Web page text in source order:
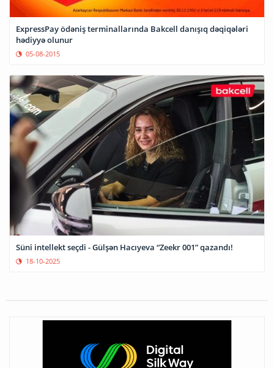
ExpressPay ödəniş terminallarında Bakcell danışıq dəqiqələri
hədiyyə olunur
05-08-2015
Süni intellekt seçdi - Gülşən Hacıyeva “Zeekr 001” qazandı!
18-10-2025